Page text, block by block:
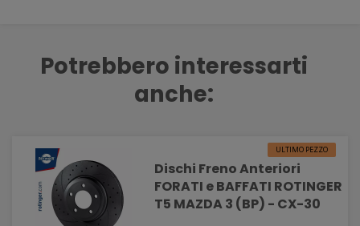
Potrebbero interessarti
anche:
ULTIMO PEZZO
Dischi Freno Anteriori
FORATI e BAFFATI ROTINGER
T5 MAZDA 3 (BP) - CX-30